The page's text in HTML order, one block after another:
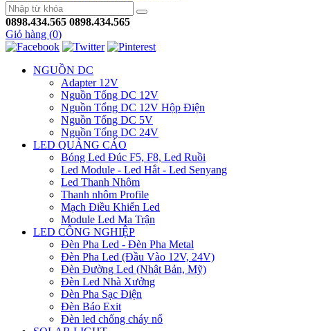
0898.434.565 0898.434.565
Giỏ hàng (0)
NGUỒN DC
Adapter 12V
Nguồn Tổng DC 12V
Nguồn Tổng DC 12V Hộp Điện
Nguồn Tổng DC 5V
Nguồn Tổng DC 24V
LED QUẢNG CÁO
Bóng Led Đúc F5, F8, Led Ruồi
Led Module - Led Hắt - Led Senyang
Led Thanh Nhôm
Thanh nhôm Profile
Mạch Điều Khiển Led
Module Led Ma Trận
LED CÔNG NGHIỆP
Đèn Pha Led - Đèn Pha Metal
Đèn Pha Led (Đầu Vào 12V, 24V)
Đèn Đường Led (Nhật Bản, Mỹ)
Đèn Led Nhà Xưởng
Đèn Pha Sạc Điện
Đèn Báo Exit
Đèn led chống cháy nổ